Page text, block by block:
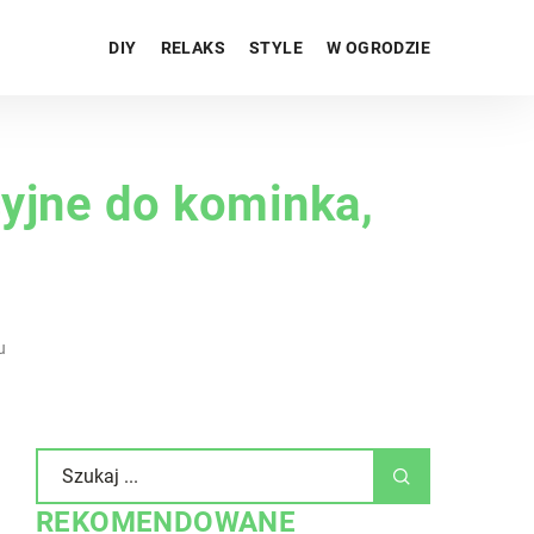
DIY RELAKS STYLE W OGRODZIE
do kominka,
REKOMENDOWANE